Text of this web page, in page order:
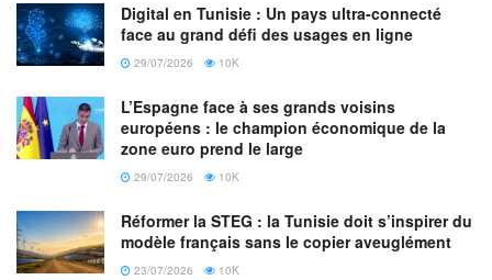
Digital en Tunisie : Un pays ultra-connecté
face au grand défi des usages en ligne
29/07/2026 10K
L’Espagne face à ses grands voisins
européens : le champion économique de la
zone euro prend le large
29/07/2026 10K
Réformer la STEG : la Tunisie doit s’inspirer du
modèle français sans le copier aveuglément
23/07/2026 10K